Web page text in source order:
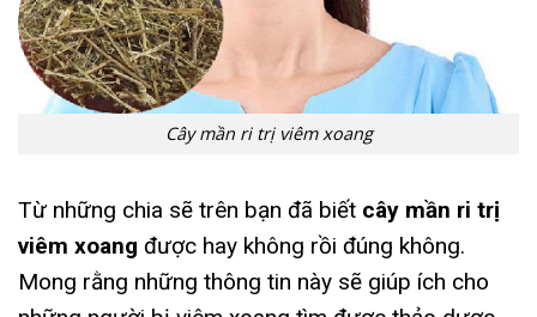
Cây mần ri trị viêm xoang
Từ những chia sẽ trên bạn đã biết cây mần ri trị
viêm xoang được hay không rồi đúng không.
Mong rằng những thông tin này sẽ giúp ích cho